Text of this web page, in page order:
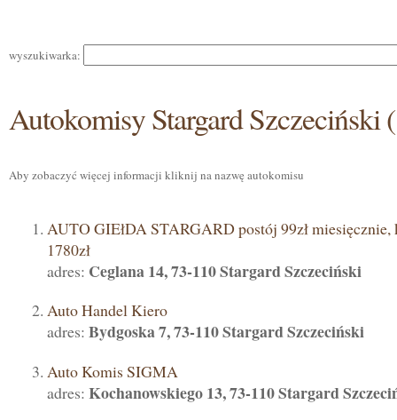
wyszukiwarka:
Autokomisy Stargard Szczeciński
Aby zobaczyć więcej informacji kliknij na nazwę autokomisu
AUTO GIEłDA STARGARD postój 99zł miesięcznie,
1780zł
adres: Ceglana 14, 73-110 Stargard Szczeciński
Auto Handel Kiero
adres: Bydgoska 7, 73-110 Stargard Szczeciński
Auto Komis SIGMA
adres: Kochanowskiego 13, 73-110 Stargard